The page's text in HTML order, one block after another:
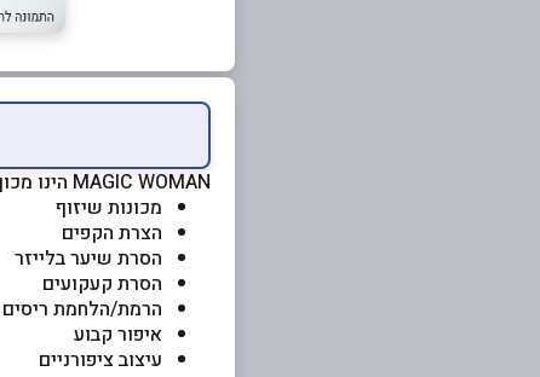
MAGIC WOMAN הינו מכון קוסמטיקה, המציע מגוון טיפולים כגון:
מכונות שיזוף
הצרת הקפים
הסרת שיער בלייזר
הסרת קעקועים
הרמת/הלחמת ריסים
איפור קבוע
עיצוב ציפורניים